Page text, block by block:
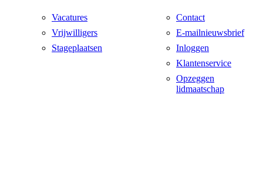
Vacatures
Vrijwilligers
Stageplaatsen
Contact
E-mailnieuwsbrief
Inloggen
Klantenservice
Opzeggen
lidmaatschap